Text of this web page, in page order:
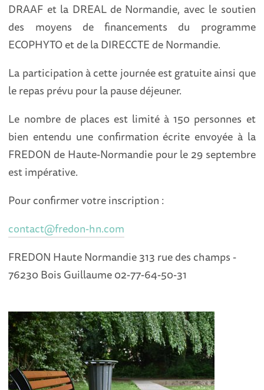
DRAAF et la DREAL de Normandie, avec le soutien
des moyens de financements du programme
ECOPHYTO et de la DIRECCTE de Normandie.
La participation à cette journée est gratuite ainsi que
le repas prévu pour la pause déjeuner.
Le nombre de places est limité à 150 personnes et
bien entendu une confirmation écrite envoyée à la
FREDON de Haute-Normandie pour le 29 septembre
est impérative.
Pour confirmer votre inscription :
contact@fredon-hn.com
FREDON Haute Normandie 313 rue des champs -
76230 Bois Guillaume 02-77-64-50-31